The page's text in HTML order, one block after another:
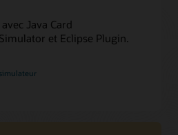
Java Card
et Eclipse Plugin.